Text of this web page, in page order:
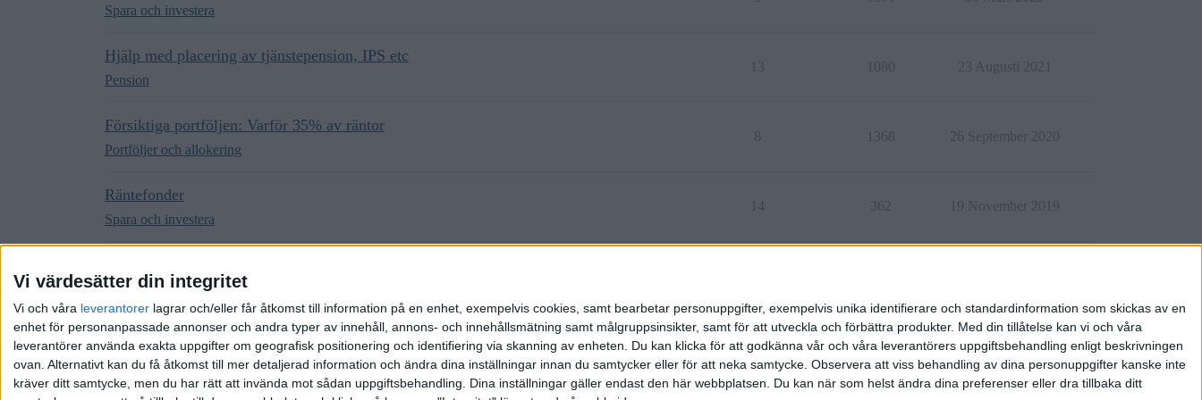
Vi värdesätter din integritet
Vi och våra leverantorer lagrar och/eller får åtkomst till information på en enhet, exempelvis cookies, samt bearbetar personuppgifter, exempelvis unika identifierare och standardinformation som skickas av en
enhet för personanpassade annonser och andra typer av innehåll, annons- och innehållsmätning samt målgruppsinsikter, samt för att utveckla och förbättra produkter. Med din tillåtelse kan vi och våra
leverantörer använda exakta uppgifter om geografisk positionering och identifiering via skanning av enheten. Du kan klicka för att godkänna vår och våra leverantörers uppgiftsbehandling enligt beskrivningen
ovan. Alternativt kan du få åtkomst till mer detaljerad information och ändra dina inställningar innan du samtycker eller för att neka samtycke. Observera att viss behandling av dina personuppgifter kanske inte
kräver ditt samtycke, men du har rätt att invända mot sådan uppgiftsbehandling. Dina inställningar gäller endast den här webbplatsen. Du kan när som helst ändra dina preferenser eller dra tillbaka ditt
Spara och investera
Hjälp med placering av tjänstepension, IPS etc
Pension
13 1080 23 Augusti 2021
Försiktiga portföljen: Varför 35% av räntor
Portföljer och allokering
8 1368 26 September 2020
Räntefonder
Spara och investera
14 362 19 November 2019
Portföljer och allokering